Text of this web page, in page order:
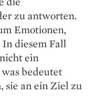
zu antworten.
Emotionen,
diesem Fall
ein
bedeutet
sie an ein Ziel zu